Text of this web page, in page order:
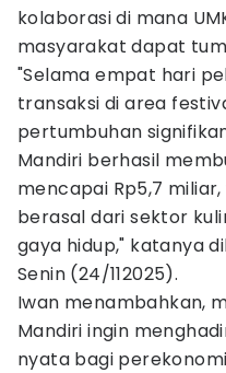
kolaborasi di mana
masyarakat dapat
"Selama empat hari
transaksi di area
pertumbuhan
Mandiri berhasil
mencapai Rp5,7
berasal dari sektor
gaya hidup," katanya
Senin (24/112025).
Iwan menambahkan,
Mandiri ingin
nyata bagi